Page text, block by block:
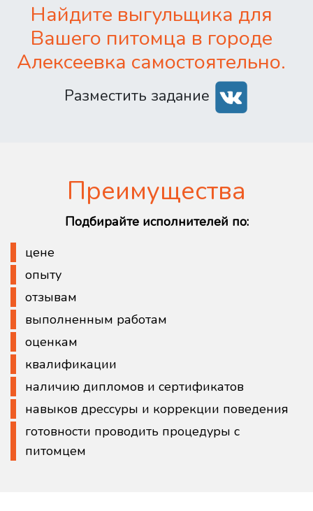
Найдите выгульщика для
Вашего питомца в городе
Алексеевка самостоятельно.
Разместить задание
Преимущества
Подбирайте исполнителей по:
цене
опыту
отзывам
выполненным работам
оценкам
квалификации
наличию дипломов и сертификатов
навыков дрессуры и коррекции поведения
готовности проводить процедуры с
питомцем